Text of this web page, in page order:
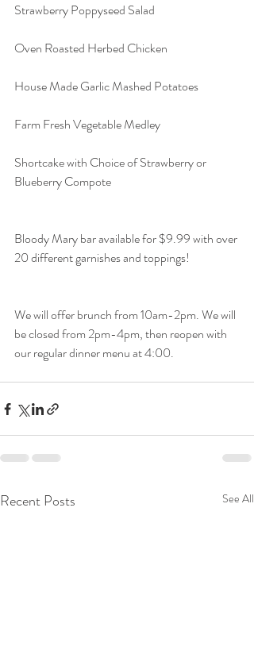
Strawberry Poppyseed Salad
Oven Roasted Herbed Chicken
House Made Garlic Mashed Potatoes
Farm Fresh Vegetable Medley
Shortcake with Choice of Strawberry or
Blueberry Compote
Bloody Mary bar available for $9.99 with over
20 different garnishes and toppings!
We will offer brunch from 10am-2pm. We will
be closed from 2pm-4pm, then reopen with
our regular dinner menu at 4:00.
Recent Posts See All